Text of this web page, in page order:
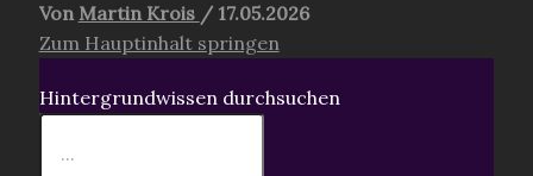
Von Martin Krois / 17.05.2026
Zum Hauptinhalt springen
Hintergrundwissen durchsuchen